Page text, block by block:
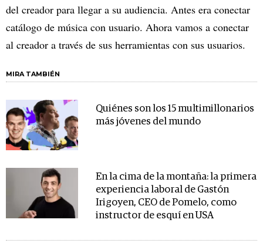
del creador para llegar a su audiencia. Antes era conectar
catálogo de música con usuario. Ahora vamos a conectar
al creador a través de sus herramientas con sus usuarios.
MIRA TAMBIÉN
Quiénes son los 15 multimillonarios
más jóvenes del mundo
En la cima de la montaña: la primera
experiencia laboral de Gastón
Irigoyen, CEO de Pomelo, como
instructor de esquí en USA